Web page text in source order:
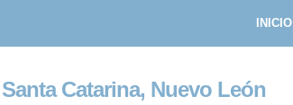
INICIO
Santa Catarina, Nuevo León